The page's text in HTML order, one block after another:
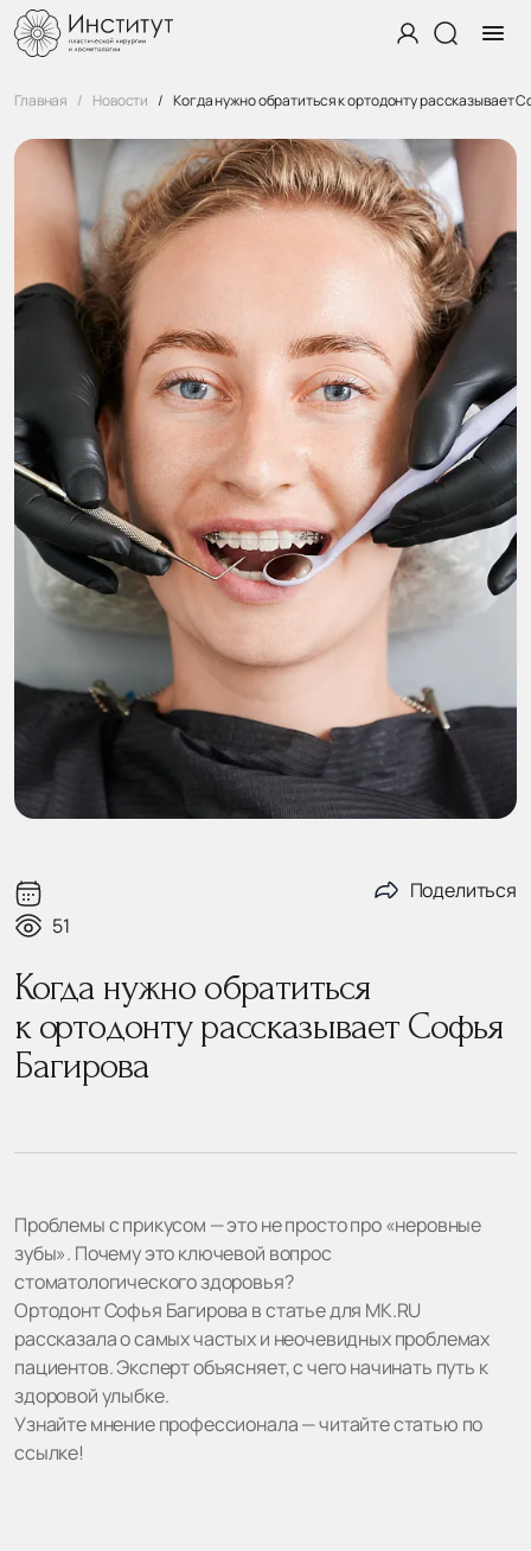
Главная Новости Когда нужно обратиться к ортодонту рассказывает
51
Поделиться
Когда нужно обратиться
к ортодонту рассказывает Софья
Багирова
Проблемы с прикусом — это не просто про «неровные
зубы». Почему это ключевой вопрос
стоматологического здоровья?
Ортодонт Софья Багирова в статье для МК.RU
рассказала о самых частых и неочевидных проблемах
пациентов. Эксперт объясняет, с чего начинать путь к
здоровой улыбке.
Узнайте мнение профессионала — читайте статью по
ссылке!